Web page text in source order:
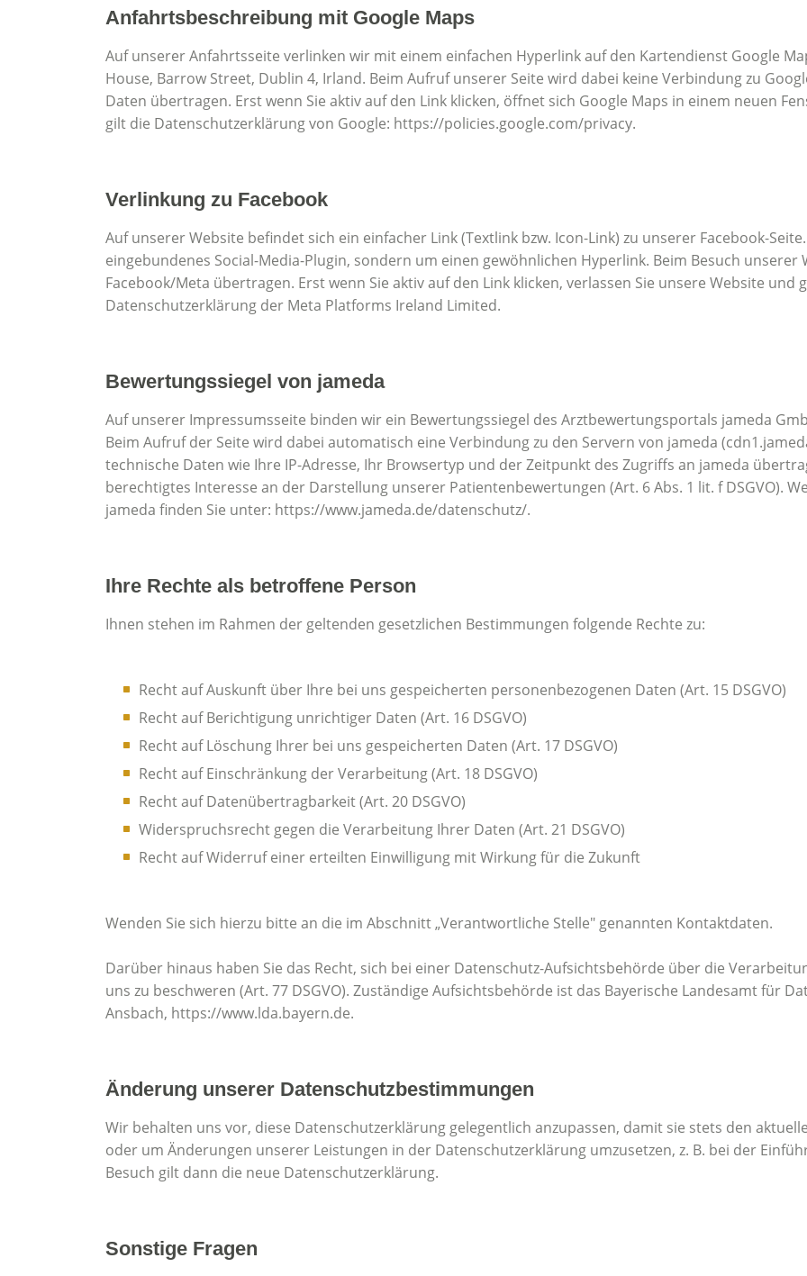
Anfahrtsbeschreibung mit Google Maps
Auf unserer Anfahrtsseite verlinken wir mit einem einfachen Hyperlink auf den Kartendienst Google
House, Barrow Street, Dublin 4, Irland. Beim Aufruf unserer Seite wird dabei keine Verbindung zu
Daten übertragen. Erst wenn Sie aktiv auf den Link klicken, öffnet sich Google Maps in einem neuen
gilt die Datenschutzerklärung von Google: https://policies.google.com/privacy.
Verlinkung zu Facebook
Auf unserer Website befindet sich ein einfacher Link (Textlink bzw. Icon-Link) zu unserer Facebook-
eingebundenes Social-Media-Plugin, sondern um einen gewöhnlichen Hyperlink. Beim Besuch
Facebook/Meta übertragen. Erst wenn Sie aktiv auf den Link klicken, verlassen Sie unsere Website und
Datenschutzerklärung der Meta Platforms Ireland Limited.
Bewertungssiegel von jameda
Auf unserer Impressumsseite binden wir ein Bewertungssiegel des Arztbewertungsportals jameda
Beim Aufruf der Seite wird dabei automatisch eine Verbindung zu den Servern von jameda
technische Daten wie Ihre IP-Adresse, Ihr Browsertyp und der Zeitpunkt des Zugriffs an jameda
berechtigtes Interesse an der Darstellung unserer Patientenbewertungen (Art. 6 Abs. 1 lit. f DSGVO).
jameda finden Sie unter: https://www.jameda.de/datenschutz/.
Ihre Rechte als betroffene Person
Ihnen stehen im Rahmen der geltenden gesetzlichen Bestimmungen folgende Rechte zu:
Recht auf Auskunft über Ihre bei uns gespeicherten personenbezogenen Daten (Art. 15 DSGVO)
Recht auf Berichtigung unrichtiger Daten (Art. 16 DSGVO)
Recht auf Löschung Ihrer bei uns gespeicherten Daten (Art. 17 DSGVO)
Recht auf Einschränkung der Verarbeitung (Art. 18 DSGVO)
Recht auf Datenübertragbarkeit (Art. 20 DSGVO)
Widerspruchsrecht gegen die Verarbeitung Ihrer Daten (Art. 21 DSGVO)
Recht auf Widerruf einer erteilten Einwilligung mit Wirkung für die Zukunft
Wenden Sie sich hierzu bitte an die im Abschnitt „Verantwortliche Stelle" genannten Kontaktdaten.
Darüber hinaus haben Sie das Recht, sich bei einer Datenschutz-Aufsichtsbehörde über die
uns zu beschweren (Art. 77 DSGVO). Zuständige Aufsichtsbehörde ist das Bayerische Landesamt für
Ansbach, https://www.lda.bayern.de.
Änderung unserer Datenschutzbestimmungen
Wir behalten uns vor, diese Datenschutzerklärung gelegentlich anzupassen, damit sie stets den
oder um Änderungen unserer Leistungen in der Datenschutzerklärung umzusetzen, z. B. bei der
Besuch gilt dann die neue Datenschutzerklärung.
Sonstige Fragen